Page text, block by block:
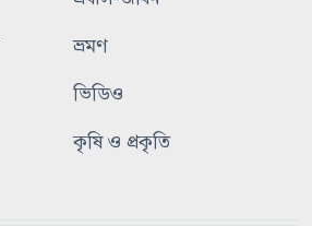
ভ্রমণ
ভিডিও
কৃষি ও প্রকৃতি